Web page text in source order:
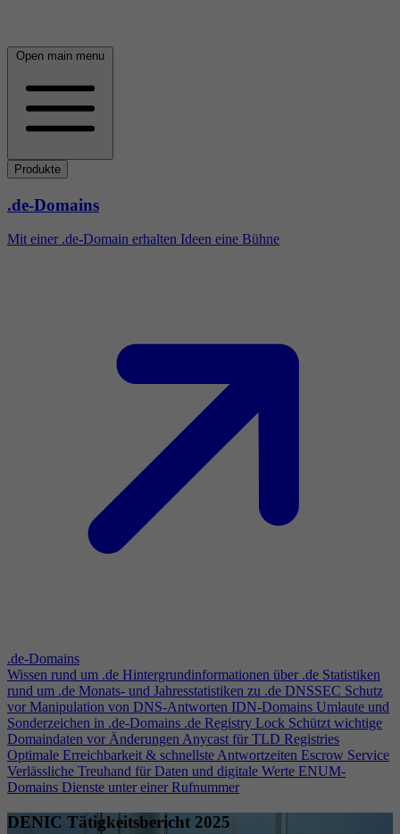
Open main menu
Produkte
.de-Domains
Mit einer .de-Domain erhalten Ideen eine Bühne
.de-Domains
Wissen rund um .de Hintergrundinformationen über .de Statistiken
rund um .de Monats- und Jahresstatistiken zu .de DNSSEC Schutz
vor Manipulation von DNS-Antworten IDN-Domains Umlaute und
Sonderzeichen in .de-Domains .de Registry Lock Schützt wichtige
Domaindaten vor ÄnderungenAnycast für TLD Registries
Optimale Erreichbarkeit & schnellste Antwortzeiten Escrow Service
Verlässliche Treuhand für Daten und digitale Werte ENUM-
Domains Dienste unter einer Rufnummer
DENIC Tätigkeitsbericht 2025